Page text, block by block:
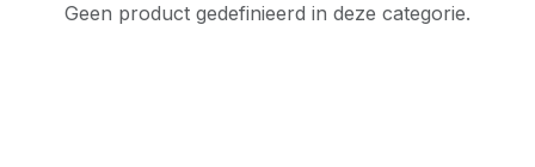
Geen product gedefinieerd in deze categorie.